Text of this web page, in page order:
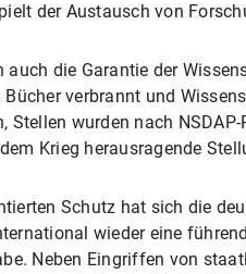
der Austausch von
auch die Garantie der
verbrannt und
Stellen wurden nach
Krieg herausragende
Schutz hat sich die
wieder eine
Neben Eingriffen von